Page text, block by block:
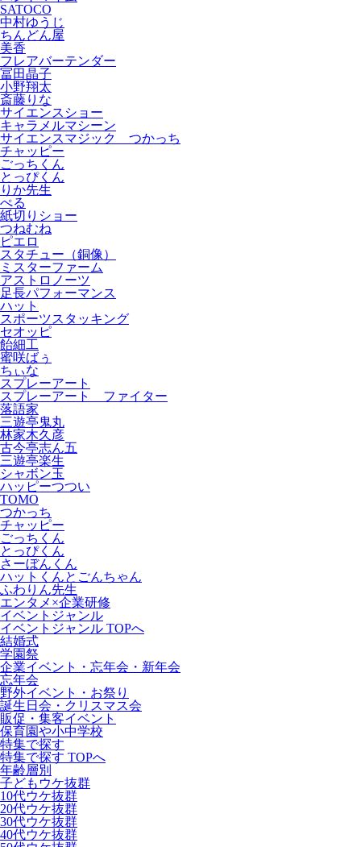
SATOCO
中村ゆうじ
ちんどん屋
美香
フレアバーテンダー
冨田晶子
小野翔太
斎藤りな
サイエンスショー
キャラメルマシーン
サイエンスマジック つかっち
チャッピー
ごっちくん
とっぴくん
りか先生
ぺる
紙切りショー
つねむね
ピエロ
スタチュー（銅像）
ミスターファーム
アストロノーツ
足長パフォーマンス
ハット
スポーツスタッキング
セオッピ
飴細工
蜜咲ばぅ
ちぃな
スプレーアート
スプレーアート ファイター
落語家
三遊亭鬼丸
林家木久彦
古今亭志ん五
三遊亭楽生
シャボン玉
ハッピーつつい
TOMO
つかっち
チャッピー
ごっちくん
とっぴくん
さーぼんくん
ハットくんとごんちゃん
ふわりん先生
エンタメ×企業研修
イベントジャンル
イベントジャンル TOPへ
結婚式
学園祭
企業イベント・忘年会・新年会
忘年会
野外イベント・お祭り
誕生日会・クリスマス会
販促・集客イベント
保育園や小中学校
特集で探す
特集で探す TOPへ
年齢層別
子どもウケ抜群
10代ウケ抜群
20代ウケ抜群
30代ウケ抜群
40代ウケ抜群